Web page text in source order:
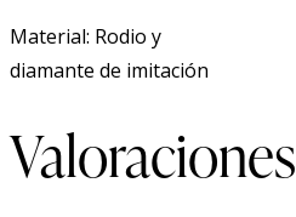
Material: Rodio y
diamante de imitación
Valoraciones